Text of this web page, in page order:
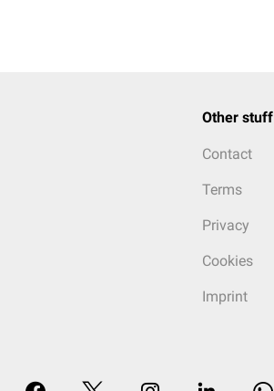
Other stuff
Contact
Terms
Privacy
Cookies
Imprint